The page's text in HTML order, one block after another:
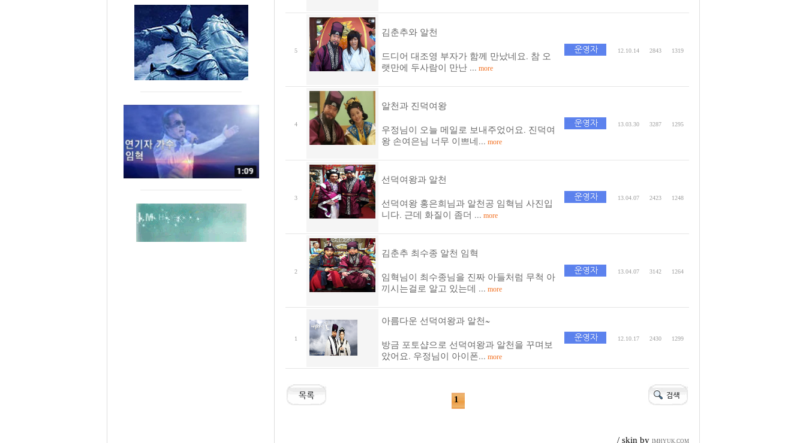
5
김춘추와 알천
드디어 대조영 부자가 함께 만났네요. 참 오
랫만에 두사람이 만난 ... more
12.10.14 2843 1319
4
알천과 진덕여왕
우정님이 오늘 메일로 보내주었어요. 진덕여
왕 손여은님 너무 이쁘네... more
13.03.30 3287 1295
3
선덕여왕과 알천
선덕여왕 홍은희님과 알천공 임혁님 사진입
니다. 근데 화질이 좀더 ... more
13.04.07 2423 1248
2
김춘추 최수종 알천 임혁
임혁님이 최수종님을 진짜 아들처럼 무척 아
끼시는걸로 알고 있는데 ... more
13.04.07 3142 1264
1
아름다운 선덕여왕과 알천~
방금 포토샵으로 선덕여왕과 알천을 꾸며보
았어요. 우정님이 아이폰... more
12.10.17 2430 1299
1
/ skin by IMHYUK.COM